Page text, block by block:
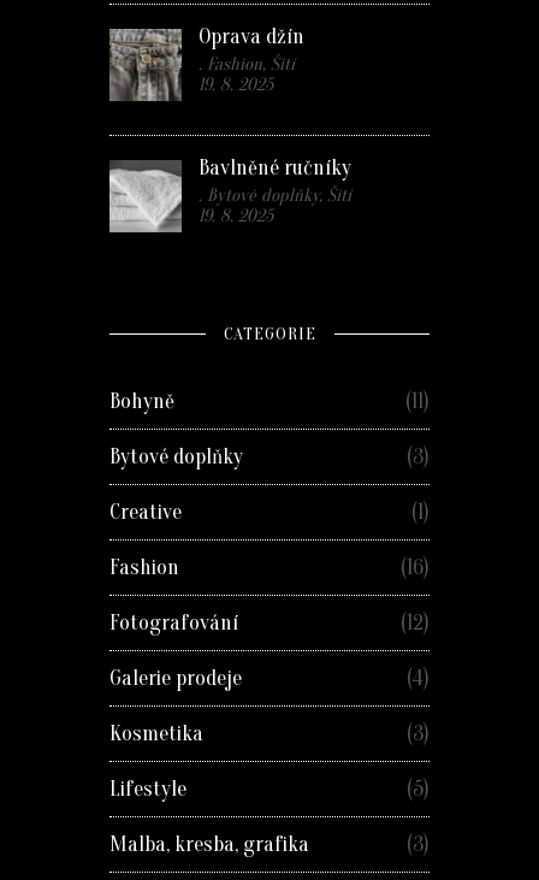
Oprava džín
. Fashion, Šití
19. 8. 2025
Bavlněné ručníky
. Bytové doplňky, Šití
19. 8. 2025
CATEGORIE
Bohyně (11)
Bytové doplňky (3)
Creative (1)
Fashion (16)
Fotografování (12)
Galerie prodeje (4)
Kosmetika (3)
Lifestyle (5)
Malba, kresba, grafika (3)